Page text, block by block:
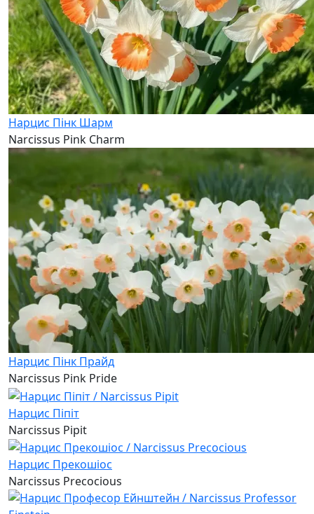
Нарцис Пінк Шарм
Narcissus Pink Charm
Нарцис Пінк Прайд
Narcissus Pink Pride
Нарцис Піпіт
Narcissus Pipit
Нарцис Прекошіос
Narcissus Precocious